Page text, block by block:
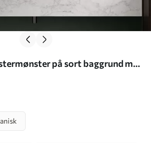
på sort baggrund med